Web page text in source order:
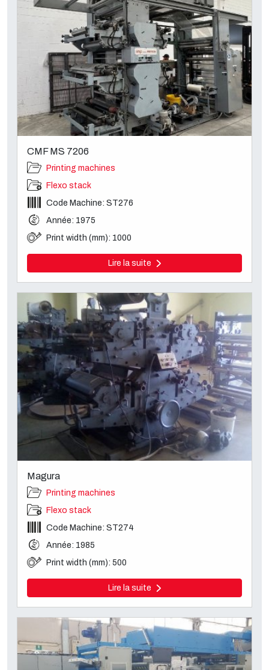
CMF MS 7206
Printing machines
Flexo stack
Code Machine: ST276
Année: 1975
Print width (mm): 1000
Lire la suite
Magura
Printing machines
Flexo stack
Code Machine: ST274
Année: 1985
Print width (mm): 500
Lire la suite